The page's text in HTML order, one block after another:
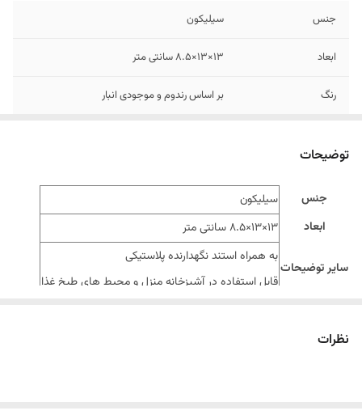
جنس سیلیکون
ابعاد 13×13×8.5 سانتی متر
رنگ بر اساس رندوم و موجودی انبار
توضیحات
جنس
سیلیکون
ابعاد
13×13×8.5 سانتی متر
سایر توضیحات
به همراه استند نگهدارنده پلاستیکی
قابل استفاده در آشپزخانه منزل و محیط های طبخ غذا
نظرات